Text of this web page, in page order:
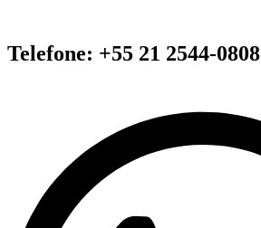
Telefone: +55 21 2544-0808